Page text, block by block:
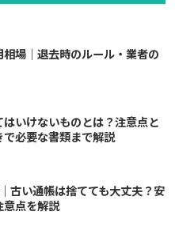
場｜退去時のルール・業者の
いけないものとは？注意点と
必要な書類まで解説
古い通帳は捨てても大丈夫？安
意点を解説